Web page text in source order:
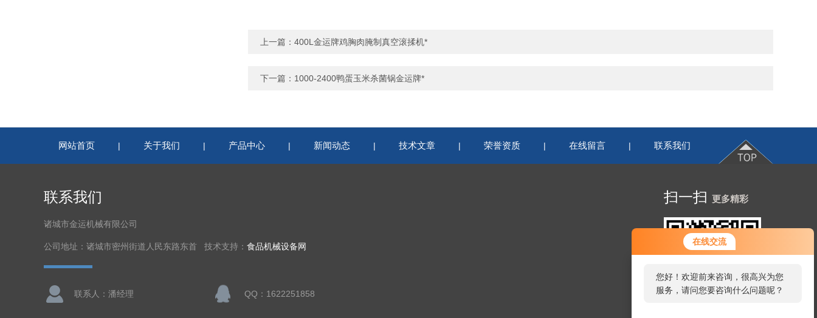
在线交流
您好！欢迎前来咨询，很高兴为您
服务，请问您要咨询什么问题呢？
上一篇： 400L金运牌鸡胸肉腌制真空滚揉机*
下一篇： 1000-2400鸭蛋玉米杀菌锅金运牌*
网站首页 | 关于我们 | 产品中心 | 新闻动态 | 技术文章 | 荣誉资质 | 在线留言 | 联系我们
联系我们
诸城市金运机械有限公司
公司地址：诸城市密州街道人民东路东首 技术支持： 食品机械设备网
联系人：潘经理 QQ：1622251858
扫一扫 更多精彩